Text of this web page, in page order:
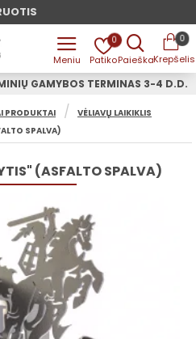
0 0
PRODUKTAI
VĖLIAVŲ LAIKIKLIS
SPALVA)
GAMYBOS TERMINAS 3-4 D.D.
(ASFALTO SPALVA)